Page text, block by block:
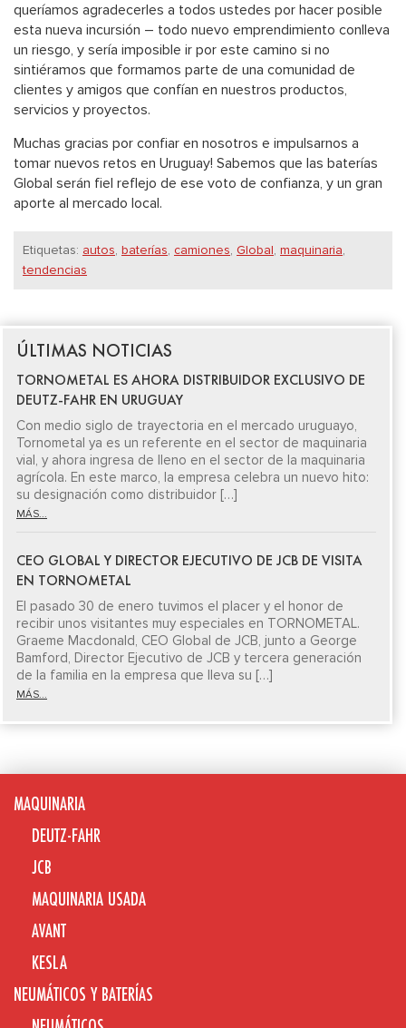
queríamos agradecerles a todos ustedes por hacer posible
esta nueva incursión – todo nuevo emprendimiento conlleva
un riesgo, y sería imposible ir por este camino si no
sintiéramos que formamos parte de una comunidad de
clientes y amigos que confían en nuestros productos,
servicios y proyectos.
Muchas gracias por confiar en nosotros e impulsarnos a
tomar nuevos retos en Uruguay! Sabemos que las baterías
Global serán fiel reflejo de ese voto de confianza, y un gran
aporte al mercado local.
Etiquetas: autos, baterías, camiones, Global, maquinaria,
tendencias
ÚLTIMAS NOTICIAS
TORNOMETAL ES AHORA DISTRIBUIDOR EXCLUSIVO DE
DEUTZ-FAHR EN URUGUAY
Con medio siglo de trayectoria en el mercado uruguayo,
Tornometal ya es un referente en el sector de maquinaria
vial, y ahora ingresa de lleno en el sector de la maquinaria
agrícola. En este marco, la empresa celebra un nuevo hito:
su designación como distribuidor […]
MÁS...
CEO GLOBAL Y DIRECTOR EJECUTIVO DE JCB DE VISITA
EN TORNOMETAL
El pasado 30 de enero tuvimos el placer y el honor de
recibir unos visitantes muy especiales en TORNOMETAL.
Graeme Macdonald, CEO Global de JCB, junto a George
Bamford, Director Ejecutivo de JCB y tercera generación
de la familia en la empresa que lleva su […]
MÁS...
MAQUINARIA
DEUTZ-FAHR
JCB
MAQUINARIA USADA
AVANT
KESLA
NEUMÁTICOS Y BATERÍAS